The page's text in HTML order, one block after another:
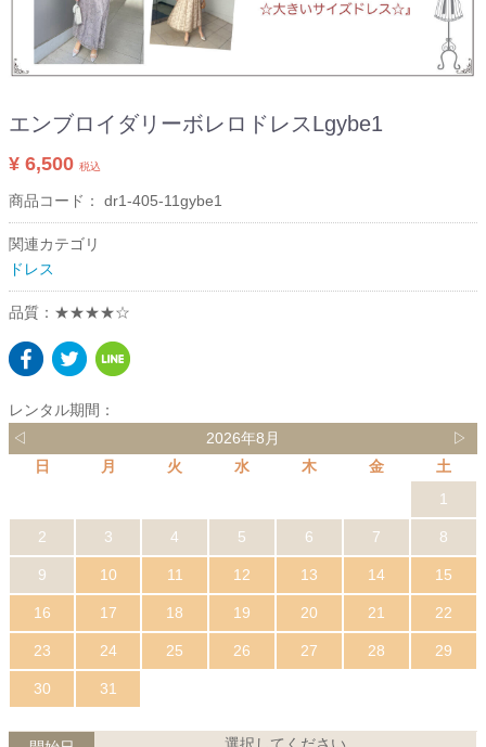
エンブロイダリーボレロドレスLgybe1
¥ 6,500 税込
商品コード： dr1-405-11gybe1
関連カテゴリ
ドレス
品質：★★★★☆
レンタル期間：
◁
2026年8月
▷
日
月 火 水 木 金
土
1
2 3 4 5 6 7 8
9 10 11 12 13 14 15
16 17 18 19 20 21 22
23 24 25 26 27 28 29
30 31
選択してください